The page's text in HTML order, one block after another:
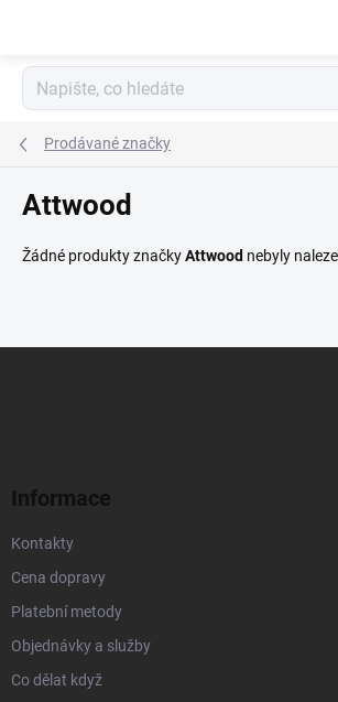
Prodávané značky
Attwood
Žádné produkty značkyAttwood nebyly
Informace
Kontakty
Cena dopravy
Platební metody
Objednávky a služby
Co dělat když